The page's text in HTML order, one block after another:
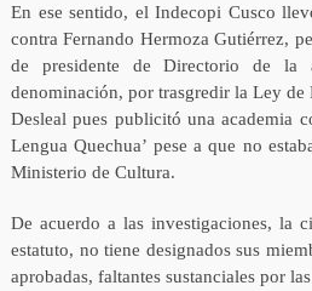
En ese sentido, el Indecopi Cusco
contra Fernando Hermoza Gutiérrez,
de presidente de Directorio de la
denominación, por trasgredir la Ley de
Desleal pues publicitó una academia
Lengua Quechua’ pese a que no
Ministerio de Cultura.
De acuerdo a las investigaciones, la
estatuto, no tiene designados sus
aprobadas, faltantes sustanciales por